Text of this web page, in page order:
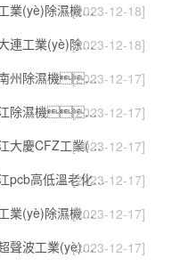
黔南工業(yè)除濕機公司
[2023-12-18]
黔南大連工業(yè)除濕機
[2023-12-18]
黔東南州除濕機，濕菱工業(yè)地下室抽濕機 庫房配電房除濕器
[2023-12-17]
黑龍江除濕機，工業(yè)除濕機
[2023-12-17]
黑龍江大慶CFZ工業(yè)除濕機濕菱除濕機品牌
[2023-12-17]
黑龍江pcb高低溫老化試驗箱
[2023-12-17]
黃驊工業(yè)除濕機】倉庫抽濕機】車(chē)間除濕器】
[2023-12-17]
黃石超聲波工業(yè)加濕機，SL系列除濕機
[2023-12-17]